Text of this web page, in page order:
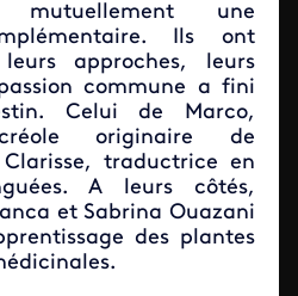
mutuellement une
Ils ont
approches, leurs
commune a fini
Celui de Marco,
originaire de
traductrice en
A leurs côtés,
et Sabrina Ouazani
des plantes